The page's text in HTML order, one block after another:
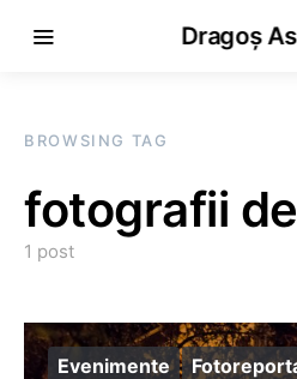
Dragoș
BROWSING TAG
fotografii
1 post
Evenimente